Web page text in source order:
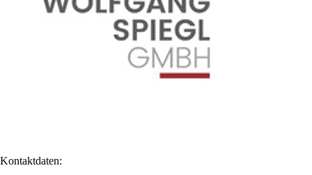
Kontaktdaten: